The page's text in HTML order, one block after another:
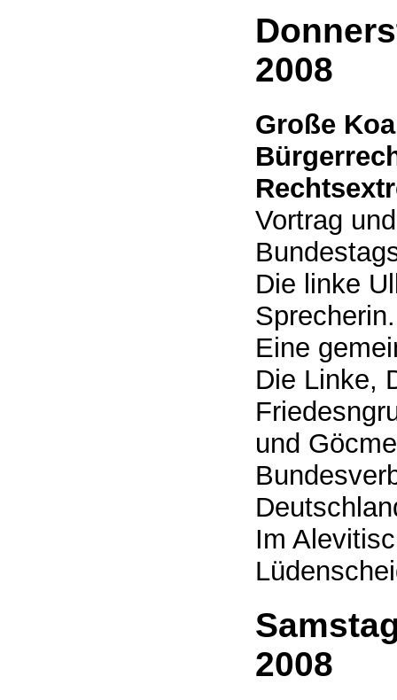
2008
Große
Vortrag
Die linke
Sprecherin.
Eine
Die Linke,
und
Im
2008